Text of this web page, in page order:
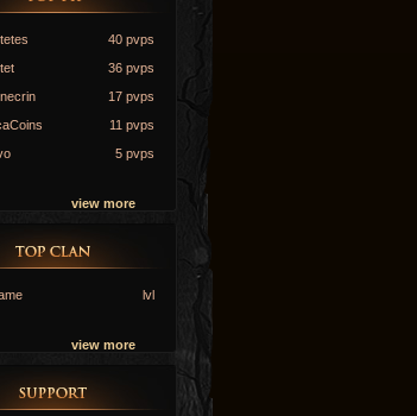
40 pvps
36 pvps
17 pvps
11 pvps
5 pvps
view more
lvl
view more